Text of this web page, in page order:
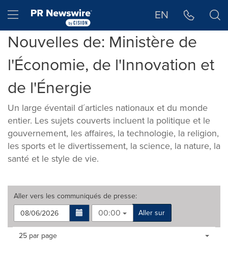
Hamburger menu EN
Nouvelles de: Ministère de
l'Économie, de l'Innovation et
de l'Énergie
Un large éventail d´articles nationaux et du monde
entier. Les sujets couverts incluent la politique et le
gouvernement, les affaires, la technologie, la religion,
les sports et le divertissement, la science, la nature, la
santé et le style de vie.
Aller vers les communiqués de presse:
00:00
Aller sur
Making
Items per page:
25 par page